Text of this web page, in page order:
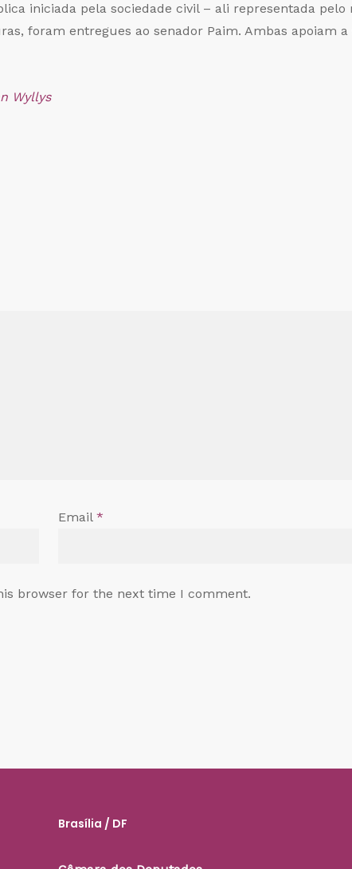
iniciada pela sociedade civil – ali representada
foram entregues ao senador Paim. Ambas apoiam
Wyllys
Email *
browser for the next time I comment.
Brasília / DF